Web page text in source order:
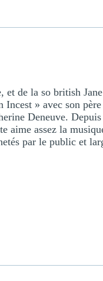
et de la so british
» avec son
Deneuve. Depuis
aime assez la
par le public et